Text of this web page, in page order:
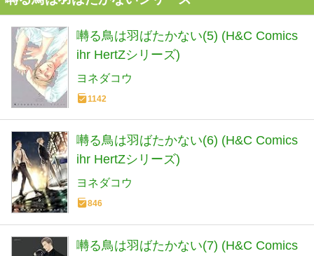
囀る鳥は羽ばたかない(5) (H&C Comics
ihr HertZシリーズ)
ヨネダコウ
1142
囀る鳥は羽ばたかない(6) (H&C Comics
ihr HertZシリーズ)
ヨネダコウ
846
囀る鳥は羽ばたかない(7) (H&C Comics